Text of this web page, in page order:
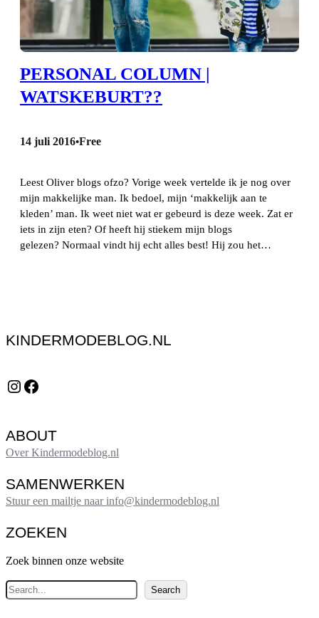
PERSONAL COLUMN |
WATSKEBURT??
14 juli 2016•Free
Leest Oliver blogs ofzo? Vorige week vertelde ik je nog over
mijn makkelijke man. Ik bedoel, mijn ‘makkelijk aan te
kleden’ man. Ik weet niet wat er gebeurd is deze week. Zat er
iets in zijn eten? Of heeft hij stiekem mijn blogs
gelezen? Normaal vindt hij echt alles best! Hij zou het…
KINDERMODEBLOG.NL
Instagram Facebook
ABOUT
Over Kindermodeblog.nl
SAMENWERKEN
Stuur een mailtje naar info@kindermodeblog.nl
ZOEKEN
Zoek binnen onze website
Z
o
Search